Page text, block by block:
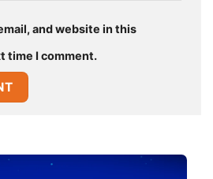
and website in this
time I comment.